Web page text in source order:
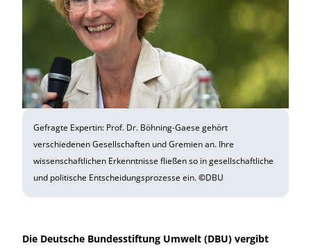
Gefragte Expertin: Prof. Dr. Böhning-Gaese gehört
verschiedenen Gesellschaften und Gremien an. Ihre
wissenschaftlichen Erkenntnisse fließen so in gesellschaftliche
und politische Entscheidungsprozesse ein.©DBU
Die Deutsche Bundesstiftung Umwelt (DBU) vergibt